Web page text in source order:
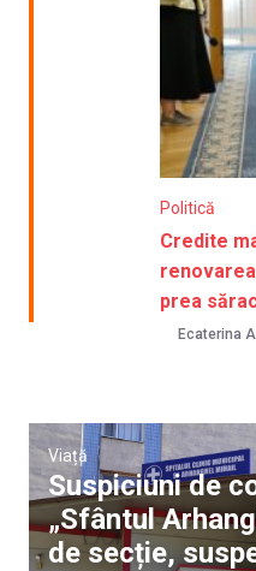
Politică
Credite
prea
Ecaterina
Viață
Suspiciuni de
„Sfântul
de secție,